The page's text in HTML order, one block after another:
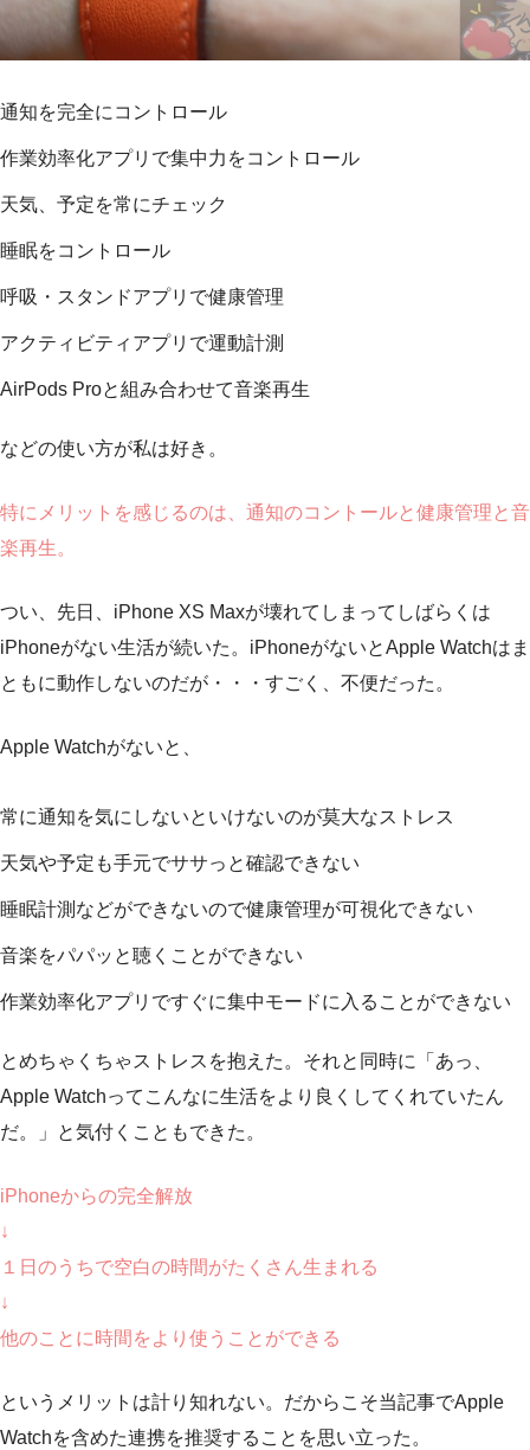
通知を完全にコントロール
作業効率化アプリで集中力をコントロール
天気、予定を常にチェック
睡眠をコントロール
呼吸・スタンドアプリで健康管理
アクティビティアプリで運動計測
AirPods Proと組み合わせて音楽再生
などの使い方が私は好き。
特にメリットを感じるのは、通知のコントールと健康管理と音
楽再生。
つい、先日、iPhone XS Maxが壊れてしまってしばらくは
iPhoneがない生活が続いた。iPhoneがないとApple Watchはま
ともに動作しないのだが・・・すごく、不便だった。
Apple Watchがないと、
常に通知を気にしないといけないのが莫大なストレス
天気や予定も手元でササっと確認できない
睡眠計測などができないので健康管理が可視化できない
音楽をパパッと聴くことができない
作業効率化アプリですぐに集中モードに入ることができない
とめちゃくちゃストレスを抱えた。それと同時に
「あっ、
Apple Watchってこんなに生活をより良くしてくれていたん
だ。」
と気付くこともできた。
iPhoneからの完全解放
↓
１日のうちで空白の時間がたくさん生まれる
↓
他のことに時間をより使うことができる
というメリットは計り知れない。だからこそ当記事でApple
Watchを含めた連携を推奨することを思い立った。